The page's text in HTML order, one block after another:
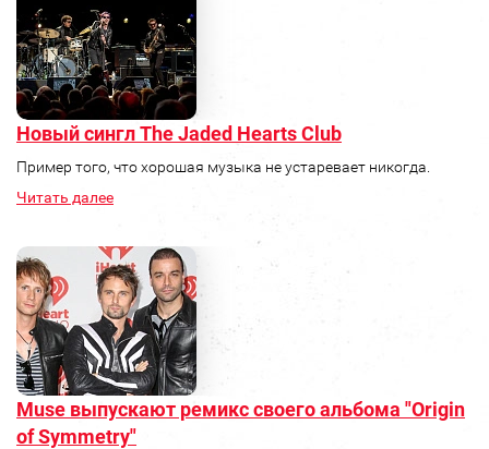
Новый сингл The Jaded Hearts Club
Пример того, что хорошая музыка не устаревает никогда.
Читать далее
Muse выпускают ремикс своего альбома "Origin
of Symmetry"